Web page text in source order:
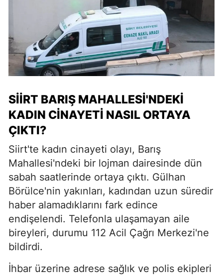
SİİRT BARIŞ MAHALLESİ'NDEKİ
KADIN CİNAYETİ NASIL ORTAYA
ÇIKTI?
Siirt'te kadın cinayeti olayı, Barış
Mahallesi'ndeki bir lojman dairesinde dün
sabah saatlerinde ortaya çıktı. Gülhan
Börülce'nin yakınları, kadından uzun süredir
haber alamadıklarını fark edince
endişelendi. Telefonla ulaşamayan aile
bireyleri, durumu 112 Acil Çağrı Merkezi'ne
bildirdi.
İhbar üzerine adrese sağlık ve polis ekipleri